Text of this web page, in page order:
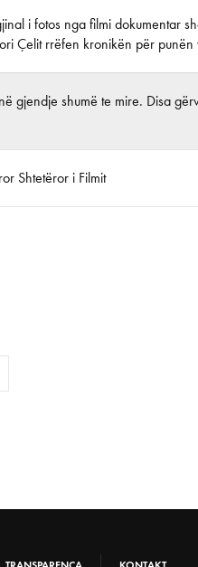
i fotos nga filmi dokumentar
Çelit rrëfen kronikën për punën
gjendje shumë te mire. Disa
Shtetëror i Filmit
TRANSPARENCA KONTAKT